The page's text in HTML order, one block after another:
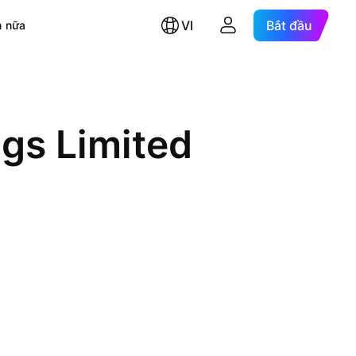
nữa VI Bắt đầu
Limited